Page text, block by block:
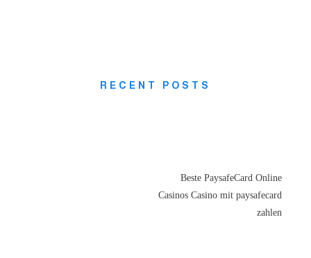
RECENT POSTS
Beste PaysafeCard Online
Casinos Casino mit paysafecard
zahlen